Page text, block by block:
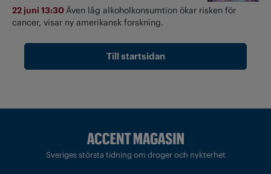
22 juni 13:30Även låg alkoholkonsumtion ökar risken för
cancer, visar ny amerikansk forskning.
Till startsidan
Sveriges största tidning om droger och nykterhet